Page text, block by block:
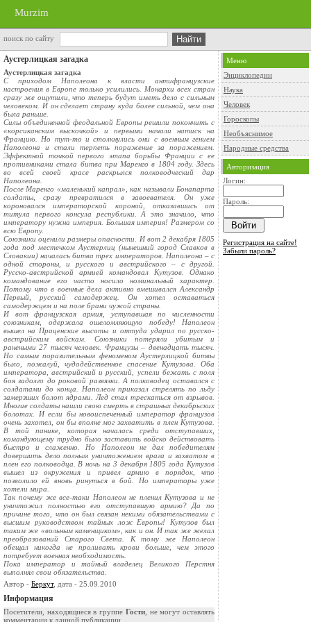
Murzim
поиск по сайту
Аустерлицкая загадка
Аустерлицкая загадка
С приходом Наполеона к власти антифранцузские
настроения в Европе только усилились. Монархи всех стран
сразу же ощутили, что теперь будут иметь дело с сильным
человеком. И он сделает страну куда более сильной, чем она
была раньше.
Силы объединенной феодальной Европы решили покончить с
«корсиканским выскочкой» и первыми начали натиск на
Францию. Но тут-то и столкнулись они с военным гением
Наполеона и стали терпеть поражение за поражением.
Эффектной точкой первого этапа борьбы Франции с ее
противниками стала битва при Маренго в 1804 году. Здесь
во всей своей красе раскрылся полководческий дар
Наполеона.
После Маренго «маленький капрал», как называли Бонапарта
солдаты, сразу превратился в завоевателя. Он уже
короновался императорской короной, отказавшись от
титула первого консула республики. А это значило, что
императору нужна империя. Большая империя! Размером со
всю Европу.
Союзники оценили размеры опасности. И вот 2 декабря 1805
года под местечком Аустерлиц (нынешний город Славков в
Словакии) началась битва трех императоров. Наполеона – с
одной стороны, и русского и австрийского – с другой.
Русско-австрийской армией командовал Кутузов. Однако
командование его часто носило номинальный характер.
Потому что в военные дела активно вмешивался Александр
Первый, русский самодержец. Он хотел оставаться
самодержцем и на поле брани чужой страны.
И вот французская армия, уступавшая по численности
союзникам, одержала ошеломляющую победу! Наполеон
вышел на Праценские высоты и оттуда ударил по русско-
австрийским войскам. Союзники потеряли убитым и
ранеными 27 тысяч человек. Французы – двенадцать тысяч.
Но самым поразительным феноменом Аустерлицкой битвы
было, пожалуй, чудодейственное спасение Кутузова. Оба
императора, австрийский и русский, успели бежать с поля
боя задолго до роковой развязки. А полководец оставался с
солдатами до конца. Наполеон приказал стрелять по льду
замерзших болот ядрами. Лед стал трескаться от взрывов.
Многие солдаты нашли свою смерть в страшных декабрьских
болотах. И если бы новоиспеченный император французов
очень захотел, он бы вполне мог захватить в плен Кутузова.
В той панике, которая началась среди отступавших,
командующему трудно было заставить войско действовать
быстро и слаженно. Но Наполеон не дал победителям
довершить дело полным уничтожением врага и захватом в
плен его полководца. В ночь на 3 декабря 1805 года Кутузов
вышел из окружения и привел армию в порядок, что
позволило ей вновь ринуться в бой. Но императоры уже
хотели мира.
Так почему же все-таки Наполеон не пленил Кутузова и не
уничтожил полностью его отступавшую армию? Да по
причине того, что он был связан некими обязательствами с
высшим руководством тайных лож Европы! Кутузов был
таким же «вольным каменщиком», как и он. И так же желал
преобразований Старого Света. К тому же Наполеон
обещал никогда не проливать крови больше, чем этого
потребует военная необходимость.
Пока император и тайный владелец Великого Перстня
выполнял свои обязательства.
Автор - Беркут, дата - 25.09.2010
Информация
Посетители, находящиеся в группе Гости, не могут оставлять
комментарии к данной публикации.
Меню
Энциклопедии
Наука
Человек
Гороскопы
Необъяснимое
Народные средства
Авторизация
Логин:
Пароль:
Регистрация на сайте!
Забыли пароль?